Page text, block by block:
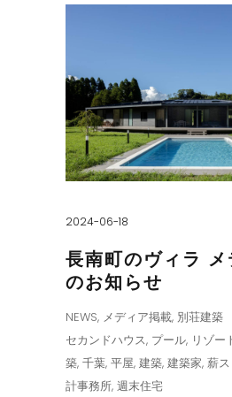
2024-06-18
長南町のヴィラ
のお知らせ
NEWS, メディア掲載, 別荘建築
セカンドハウス, プール, リゾー
築, 千葉, 平屋, 建築, 建築家, 薪
計事務所, 週末住宅